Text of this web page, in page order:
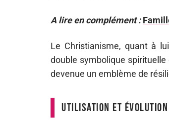
A lire en complément :
Le Christianisme, quant à
double symbolique
devenue un emblème de
Utilisation et évolution